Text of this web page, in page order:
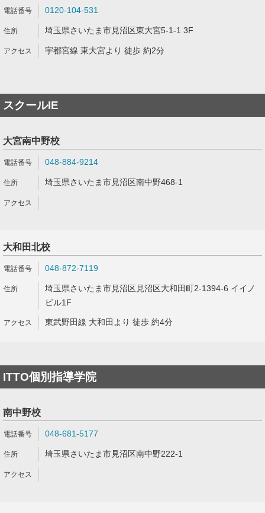
0120-104-531
埼玉県さいたま市見沼区東大宮5-1-1 3F
宇都宮線 東大宮より 徒歩 約2分
スクールIE
大宮南中野校
048-884-9214
埼玉県さいたま市見沼区南中野468-1
大和田北校
048-872-7119
埼玉県さいたま市見沼区見沼区大和田町2-1394-6 イイノ
ビル1F
東武野田線 大和田より 徒歩 約4分
ITTO個別指導学院
南中野校
048-681-5177
埼玉県さいたま市見沼区南中野222-1